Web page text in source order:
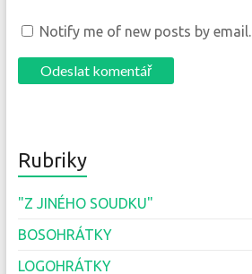
Notify me of new posts by email.
Rubriky
"Z JINÉHO SOUDKU"
BOSOHRÁTKY
LOGOHRÁTKY